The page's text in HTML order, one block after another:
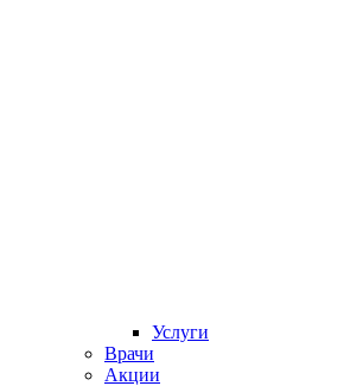
Услуги
Врачи
Акции